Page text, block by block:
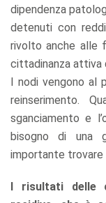
dipendenza
detenuti con
rivolto anche alle
cittadinanza attiva
I nodi vengono al
reinserimento.
sganciamento e
bisogno di una
importante trovare
I risultati delle